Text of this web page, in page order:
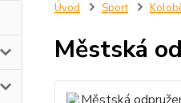
Úvod Sport
Městská